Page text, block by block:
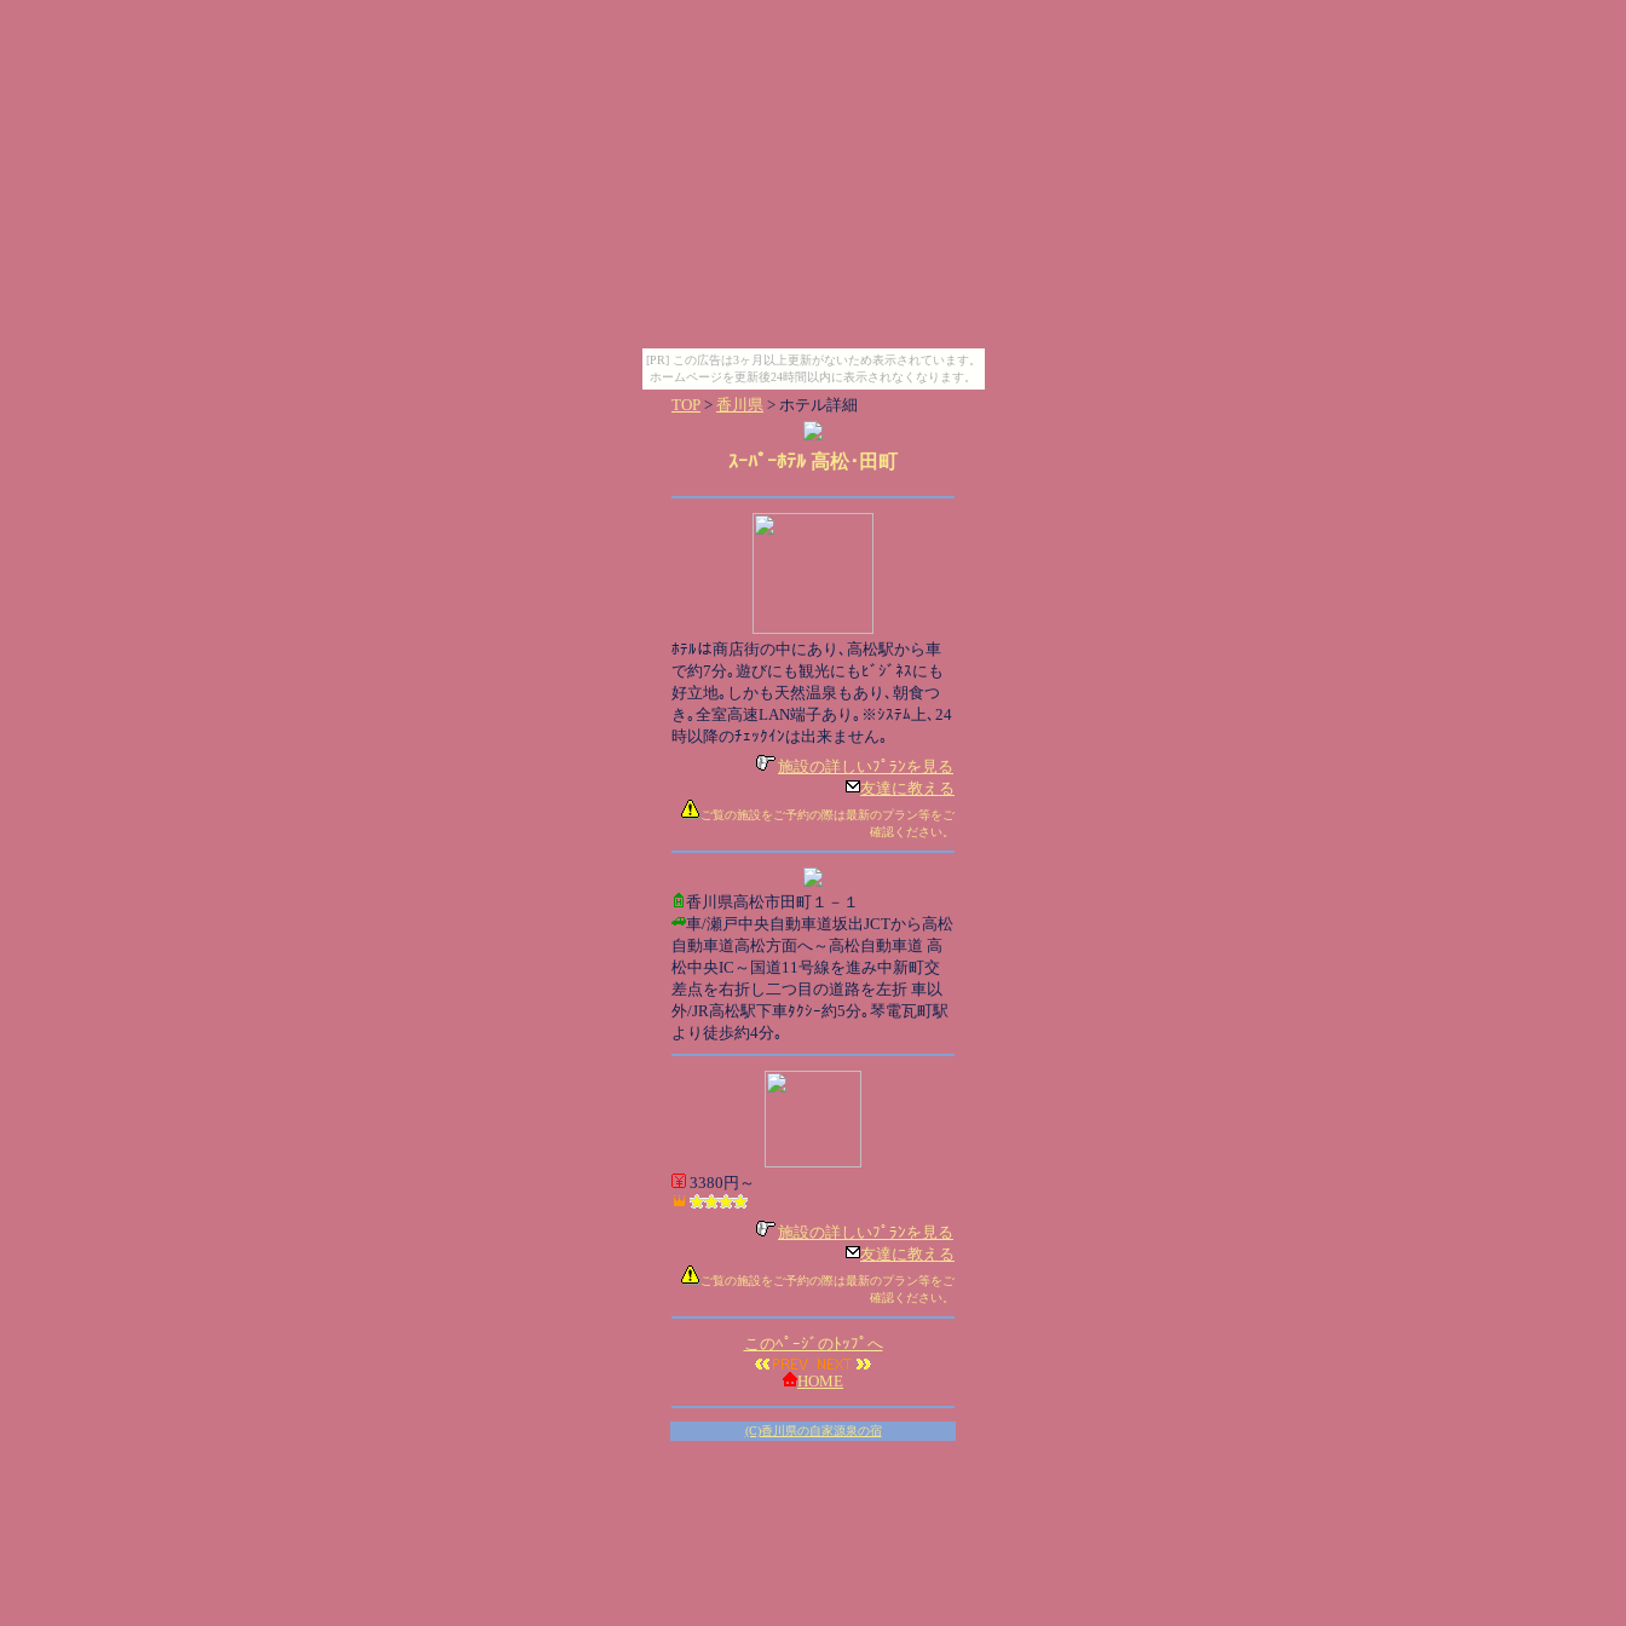
[PR] この広告は3ヶ月以上更新がないため表示されています。
ホームページを更新後24時間以内に表示されなくなります。
TOP > 香川県 > ホテル詳細
ｽｰﾊﾟｰﾎﾃﾙ 高松･田町
ﾎﾃﾙは商店街の中にあり､高松駅から車
で約7分｡遊びにも観光にもﾋﾞｼﾞﾈｽにも
好立地｡しかも天然温泉もあり､朝食つ
き｡全室高速LAN端子あり｡※ｼｽﾃﾑ上､24
時以降のﾁｪｯｸｲﾝは出来ません｡
施設の詳しいﾌﾟﾗﾝを見る
友達に教える
ご覧の施設をご予約の際は最新のプラン等をご
確認ください。
香川県高松市田町１－１
車/瀬戸中央自動車道坂出JCTから高松
自動車道高松方面へ～高松自動車道 高
松中央IC～国道11号線を進み中新町交
差点を右折し二つ目の道路を左折 車以
外/JR高松駅下車ﾀｸｼｰ約5分｡琴電瓦町駅
より徒歩約4分｡
3380円～
施設の詳しいﾌﾟﾗﾝを見る
友達に教える
ご覧の施設をご予約の際は最新のプラン等をご
確認ください。
このﾍﾟｰｼﾞのﾄｯﾌﾟへ
HOME
(C)香川県の自家源泉の宿